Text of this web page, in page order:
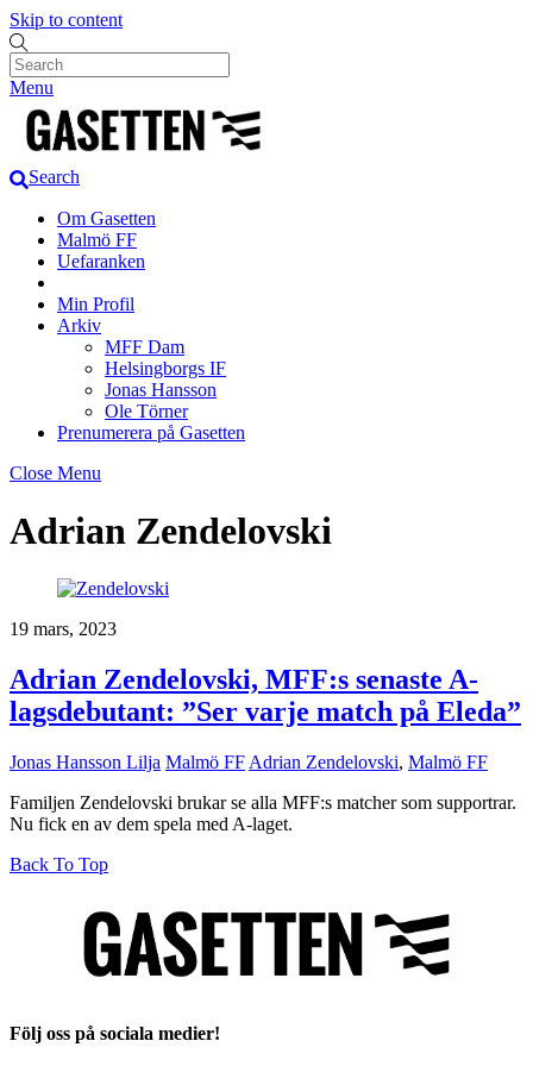
Skip to content
Menu
Search
Om Gasetten
Malmö FF
Uefaranken
Min Profil
Arkiv
MFF Dam
Helsingborgs IF
Jonas Hansson
Ole Törner
Prenumerera på Gasetten
Close Menu
Adrian Zendelovski
19 mars, 2023
Adrian Zendelovski, MFF:s senaste A-
lagsdebutant: ”Ser varje match på Eleda”
Jonas Hansson Lilja Malmö FF Adrian Zendelovski, Malmö FF
Familjen Zendelovski brukar se alla MFF:s matcher som supportrar.
Nu fick en av dem spela med A-laget.
Back To Top
Följ oss på sociala medier!